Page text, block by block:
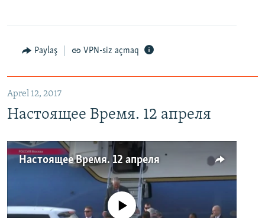
Paylaş VPN-siz açmaq
Aprel 12, 2017
Настоящее Время. 12 апреля
Настоящее Время. 12 апреля
No media source currently available